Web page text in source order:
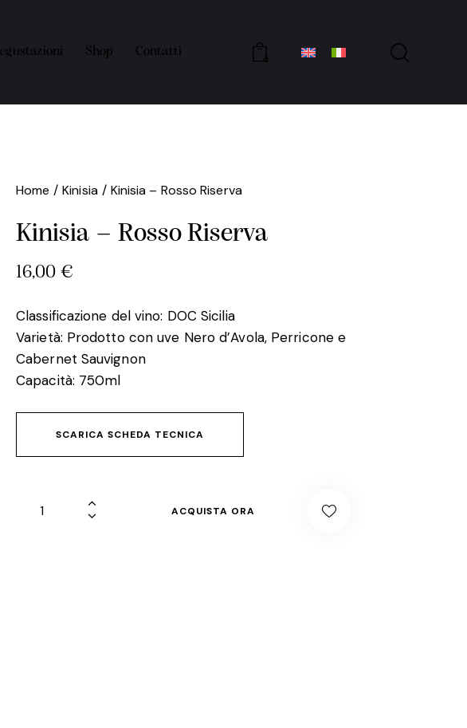
Shop Contatti
0
Home Kinisia Kinisia – Rosso Riserva
Kinisia – Rosso Riserva
16,00 €
Classificazione del vino: DOC Sicilia
Varietà: Prodotto con uve Nero d’Avola, Perricone e
Cabernet Sauvignon
Capacità: 750ml
SCARICA SCHEDA TECNICA
ACQUISTA ORA